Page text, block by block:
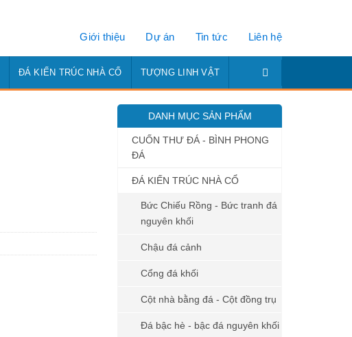
Giới thiệu Dự án Tin tức Liên hệ
ĐÁ KIẾN TRÚC NHÀ CỔ TƯỢNG LINH VẬT
DANH MỤC SẢN PHẨM
CUỐN THƯ ĐÁ - BÌNH PHONG
ĐÁ
ĐÁ KIẾN TRÚC NHÀ CỔ
Bức Chiếu Rồng - Bức tranh đá
nguyên khối
Chậu đá cảnh
Cổng đá khối
Cột nhà bằng đá - Cột đồng trụ
Đá bậc hè - bậc đá nguyên khối